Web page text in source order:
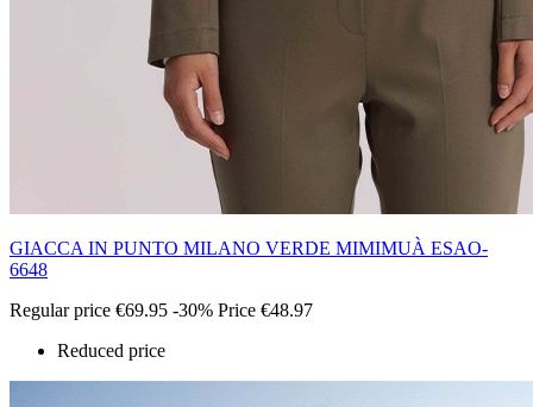
GIACCA IN PUNTO MILANO VERDE MIMIMUÀ ESAO-
6648
Regular price €69.95 -30% Price €48.97
Reduced price